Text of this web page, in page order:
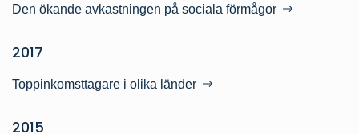
Den ökande avkastningen på sociala förmågor
2017
Toppinkomsttagare i olika länder
2015